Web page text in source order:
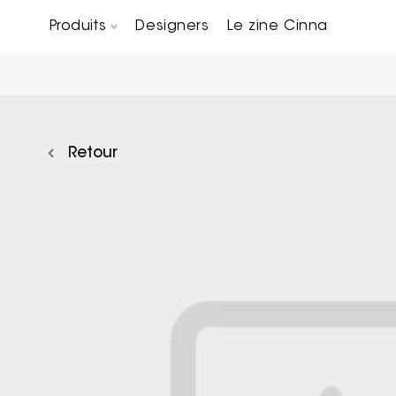
Produits Designers Le zine Cinna
Retour